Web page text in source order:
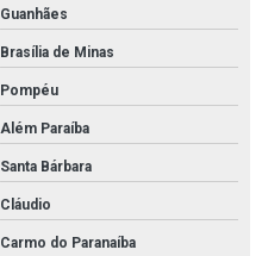
óleo
Guanhães
Brasília de Minas
Pompéu
Além Paraíba
Santa Bárbara
Cláudio
Carmo do Paranaíba